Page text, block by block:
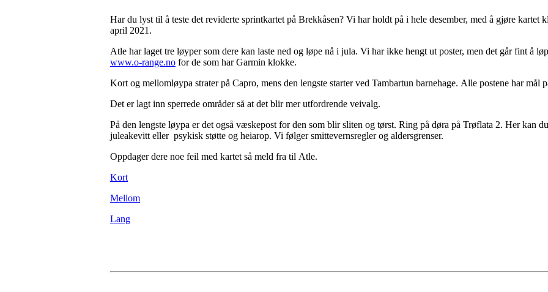
Har du lyst til å teste det reviderte sprintkartet på Brekkåsen? Vi har holdt på i hele desember, med å gjøre kartet
april 2021.
Atle har laget tre løyper som dere kan laste ned og løpe nå i jula. Vi har ikke hengt ut poster, men det går fint å
www.o-range.no for de som har Garmin klokke.
Kort og mellomløypa strater på Capro, mens den lengste starter ved Tambartun barnehage. Alle postene har mål
Det er lagt inn sperrede områder så at det blir mer utfordrende veivalg.
På den lengste løypa er det også væskepost for den som blir sliten og tørst. Ring på døra på Trøflata 2. Her kan
juleakevitt eller psykisk støtte og heiarop. Vi følger smittevernsregler og aldersgrenser.
Oppdager dere noe feil med kartet så meld fra til Atle.
Kort
Mellom
Lang